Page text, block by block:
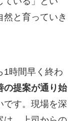
然と育っていき
1時間早く終わ
の提案が通り始
です。現場を深